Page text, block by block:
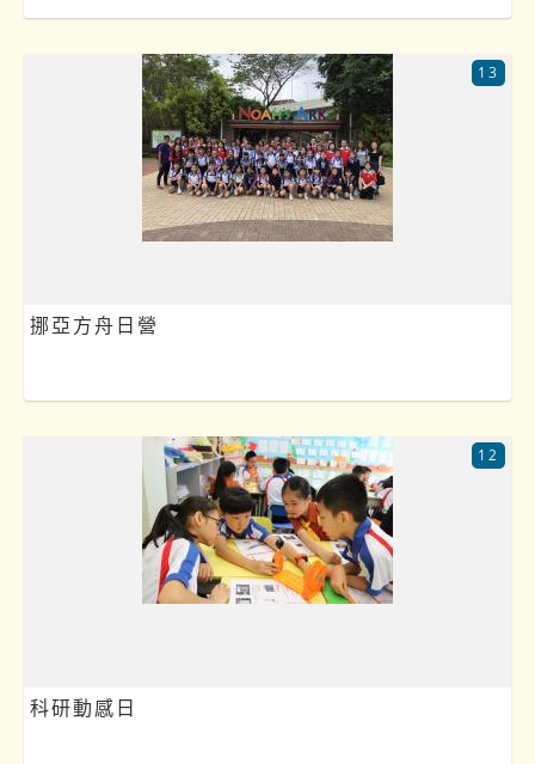
挪亞方舟日營
13
科研動感日
12